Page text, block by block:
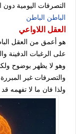
التصرفات اليومية دون
الباطن الباطن
العقل اللاواعي
هو أعمق من العقل
على الرغبات الدفينة
وهو لا يظهر بوضوح
والتصرفات غير المبررة
ولذا فان ما لا